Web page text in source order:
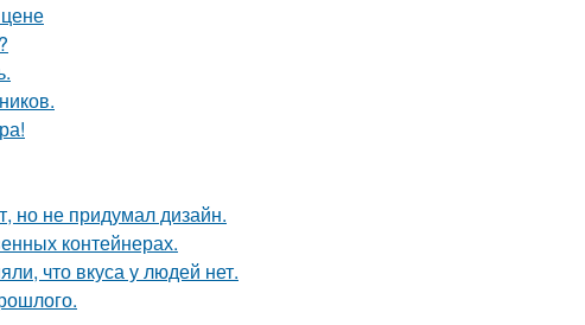
но не придумал дизайн.
контейнерах.
что вкуса у людей нет.